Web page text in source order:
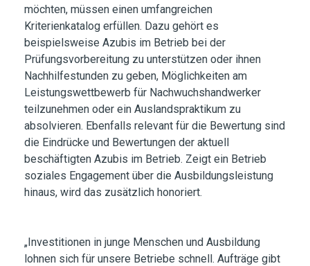
möchten, müssen einen umfangreichen
Kriterienkatalog erfüllen. Dazu gehört es
beispielsweise Azubis im Betrieb bei der
Prüfungsvorbereitung zu unterstützen oder ihnen
Nachhilfestunden zu geben, Möglichkeiten am
Leistungswettbewerb für Nachwuchshandwerker
teilzunehmen oder ein Auslandspraktikum zu
absolvieren. Ebenfalls relevant für die Bewertung sind
die Eindrücke und Bewertungen der aktuell
beschäftigten Azubis im Betrieb. Zeigt ein Betrieb
soziales Engagement über die Ausbildungsleistung
hinaus, wird das zusätzlich honoriert.
„Investitionen in junge Menschen und Ausbildung
lohnen sich für unsere Betriebe schnell. Aufträge gibt